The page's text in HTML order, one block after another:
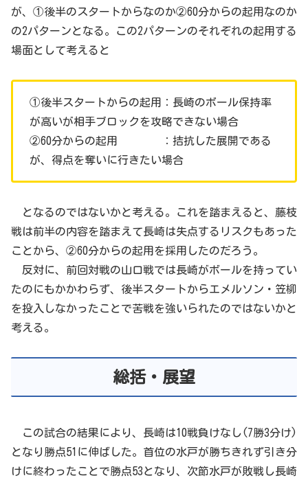
が、①後半のスタートからなのか②60分からの起用なのか
の2パターンとなる。この2パターンのそれぞれの起用する
場面として考えると
①後半スタートからの起用：長崎のボール保持率
が高いが相手ブロックを攻略できない場合
②60分からの起用 ：拮抗した展開である
が、得点を奪いに行きたい場合
となるのではないかと考える。これを踏まえると、藤枝
戦は前半の内容を踏まえて長崎は失点するリスクもあった
ことから、②60分からの起用を採用したのだろう。
反対に、前回対戦の山口戦では長崎がボールを持ってい
たのにもかかわらず、後半スタートからエメルソン・笠柳
を投入しなかったことで苦戦を強いられたのではないかと
考える。
総括・展望
この試合の結果により、長崎は10戦負けなし(7勝3分け)
となり勝点51に伸ばした。首位の水戸が勝ちきれず引き分
けに終わったことで勝点53となり、次節水戸が敗戦し長崎